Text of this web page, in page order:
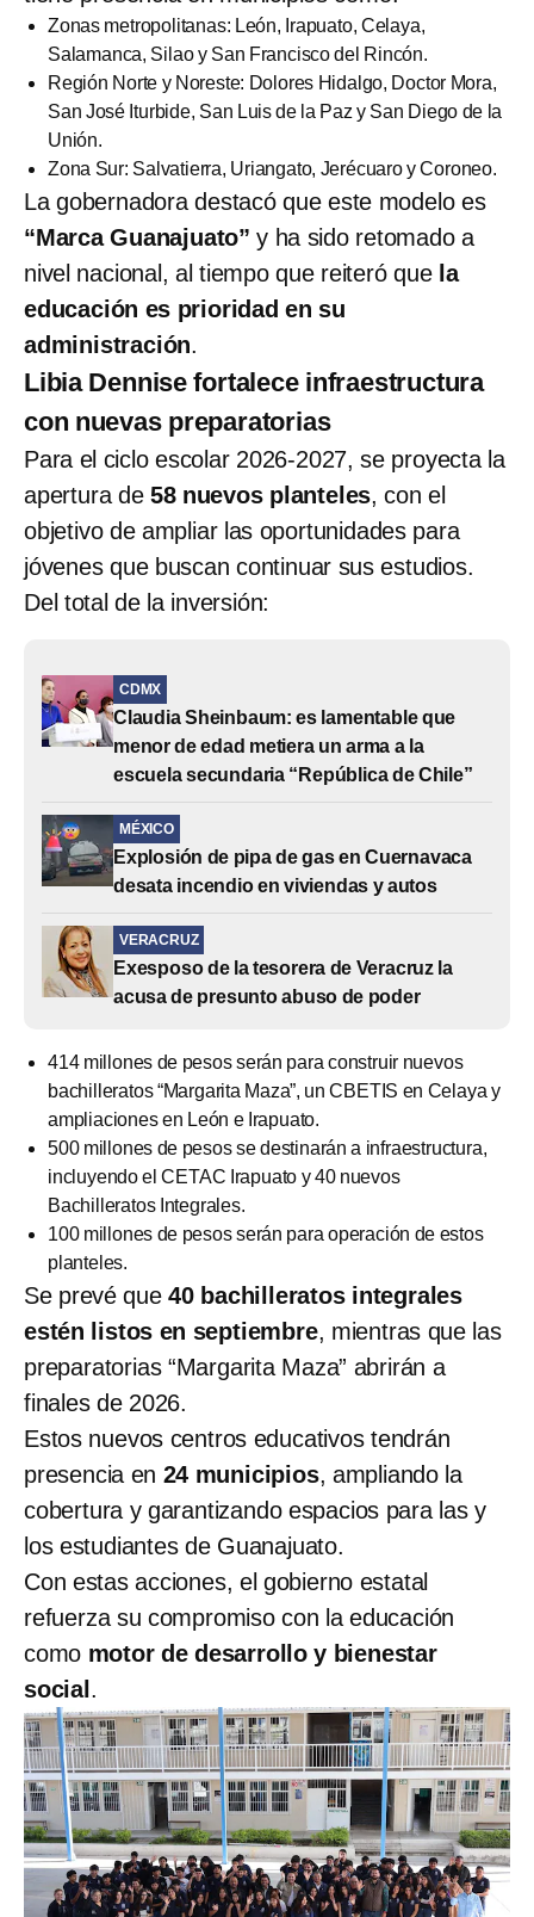
Zonas metropolitanas: León, Irapuato, Celaya,
Salamanca, Silao y San Francisco del Rincón.
Región Norte y Noreste: Dolores Hidalgo, Doctor Mora,
San José Iturbide, San Luis de la Paz y San Diego de la
Unión.
Zona Sur: Salvatierra, Uriangato, Jerécuaro y Coroneo.
La gobernadora destacó que este modelo es
“Marca Guanajuato” y ha sido retomado a
nivel nacional, al tiempo que reiteró que la
educación es prioridad en su
administración.
Libia Dennise fortalece infraestructura
con nuevas preparatorias
Para el ciclo escolar 2026-2027, se proyecta la
apertura de 58 nuevos planteles, con el
objetivo de ampliar las oportunidades para
jóvenes que buscan continuar sus estudios.
Del total de la inversión:
CDMX
Claudia Sheinbaum: es lamentable que
menor de edad metiera un arma a la
escuela secundaria “República de Chile”
MÉXICO
Explosión de pipa de gas en Cuernavaca
desata incendio en viviendas y autos
VERACRUZ
Exesposo de la tesorera de Veracruz la
acusa de presunto abuso de poder
414 millones de pesos serán para construir nuevos
bachilleratos “Margarita Maza”, un CBETIS en Celaya y
ampliaciones en León e Irapuato.
500 millones de pesos se destinarán a infraestructura,
incluyendo el CETAC Irapuato y 40 nuevos
Bachilleratos Integrales.
100 millones de pesos serán para operación de estos
planteles.
Se prevé que40 bachilleratos integrales
estén listos en septiembre, mientras que las
preparatorias “Margarita Maza” abrirán a
finales de 2026.
Estos nuevos centros educativos tendrán
presencia en 24 municipios, ampliando la
cobertura y garantizando espacios para las y
los estudiantes de Guanajuato.
Con estas acciones, el gobierno estatal
refuerza su compromiso con la educación
como motor de desarrollo y bienestar
social .